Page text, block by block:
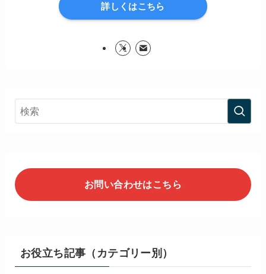
詳しくはこちら
お問い合わせはこちら
お役立ち記事（カテゴリー別）